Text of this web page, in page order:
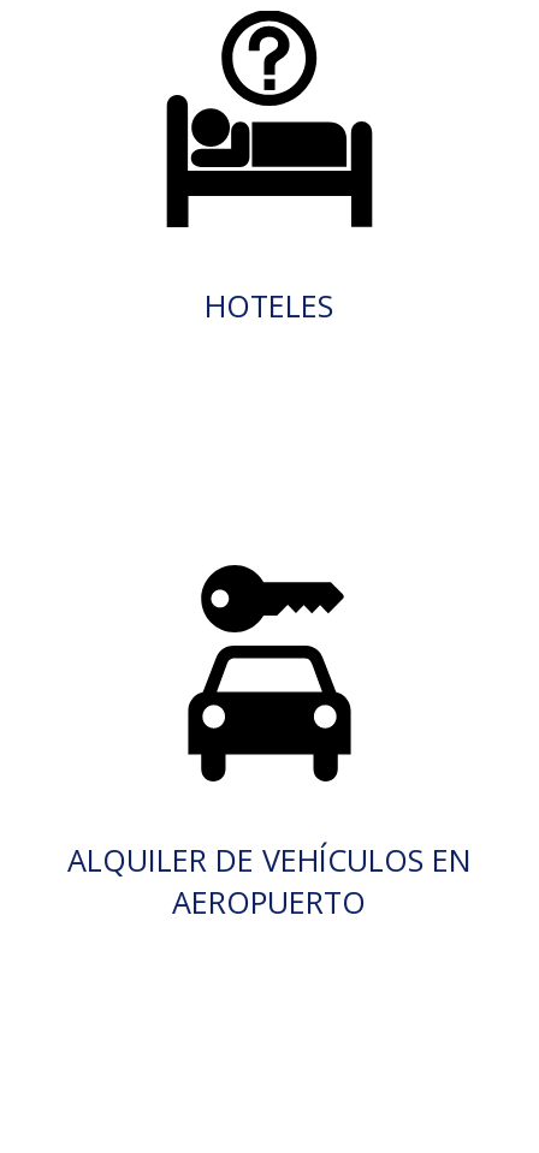
HOTELES
ALQUILER DE VEHÍCULOS EN
AEROPUERTO